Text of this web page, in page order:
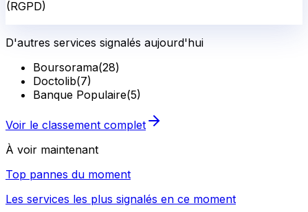
(RGPD)
D'autres services signalés aujourd'hui
Boursorama(28)
Doctolib(7)
Banque Populaire(5)
Voir le classement complet
À voir maintenant
Top pannes du moment
Les services les plus signalés en ce moment